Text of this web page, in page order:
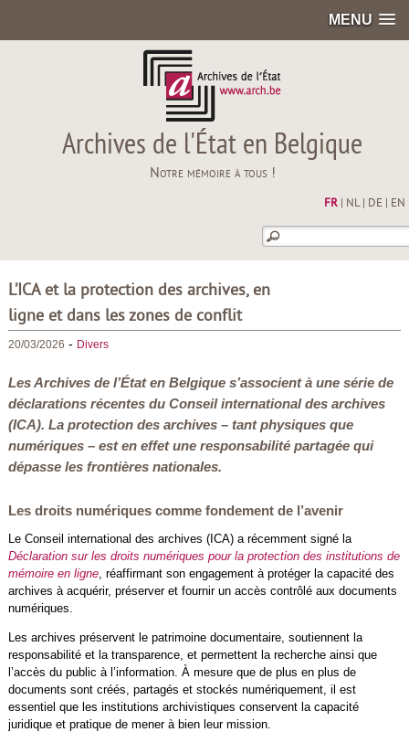
MENU
Archives de l'État en Belgique
Notre mémoire à tous !
FR| NL| DE EN
L’ICA et la protection des archives, en
ligne et dans les zones de conflit
20/03/2026 - Divers
Les Archives de l’État en Belgique s’associent à une série de
déclarations récentes du Conseil international des archives
(ICA). La protection des archives – tant physiques que
numériques – est en effet une responsabilité partagée qui
dépasse les frontières nationales.
Les droits numériques comme fondement de l’avenir
Le Conseil international des archives (ICA) a récemment signé la
Déclaration sur les droits numériques pour la protection des institutions de
mémoire en ligne, réaffirmant son engagement à protéger la capacité des
archives à acquérir, préserver et fournir un accès contrôlé aux documents
numériques.
Les archives préservent le patrimoine documentaire, soutiennent la
responsabilité et la transparence, et permettent la recherche ainsi que
l’accès du public à l’information. À mesure que de plus en plus de
documents sont créés, partagés et stockés numériquement, il est
essentiel que les institutions archivistiques conservent la capacité
juridique et pratique de mener à bien leur mission.